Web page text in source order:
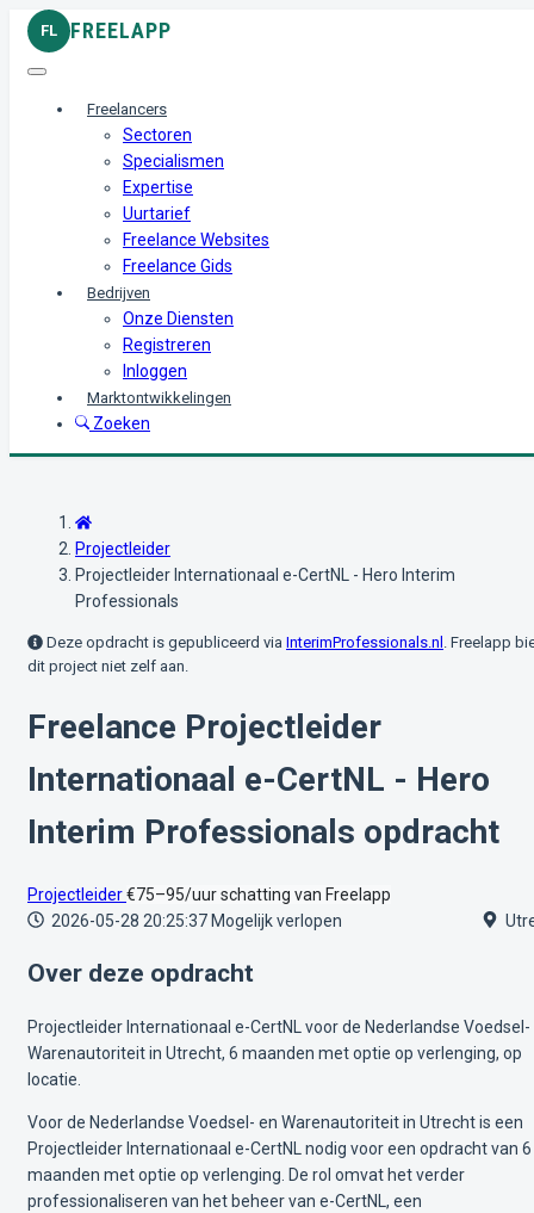
FL FREELAPP
Freelancers
Sectoren
Specialismen
Expertise
Uurtarief
Freelance Websites
Freelance Gids
Bedrijven
Onze Diensten
Registreren
Inloggen
Marktontwikkelingen
Zoeken
Projectleider
Projectleider Internationaal e-CertNL - Hero Interim
Professionals
Deze opdracht is gepubliceerd via InterimProfessionals.nl . Freelapp
dit project niet zelf aan.
Freelance Projectleider
Internationaal e-CertNL - Hero
Interim Professionals opdracht
Projectleider€75–95/uurschatting van Freelapp
2026-05-28 20:25:37Mogelijk verlopen
Over deze opdracht
Projectleider Internationaal e-CertNL voor de Nederlandse Voedsel-
Warenautoriteit in Utrecht, 6 maanden met optie op verlenging, op
locatie.
Voor de Nederlandse Voedsel- en Warenautoriteit in Utrecht is een
Projectleider Internationaal e-CertNL nodig voor een opdracht van 6
maanden met optie op verlenging. De rol omvat het verder
professionaliseren van het beheer van e-CertNL, een